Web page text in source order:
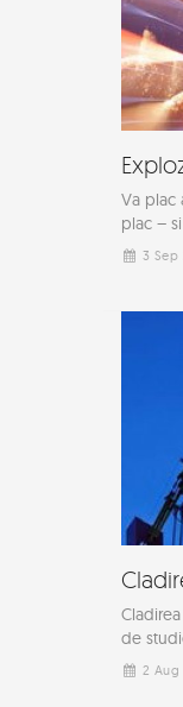
Va plac
plac –
3 Sep
de
2 Aug